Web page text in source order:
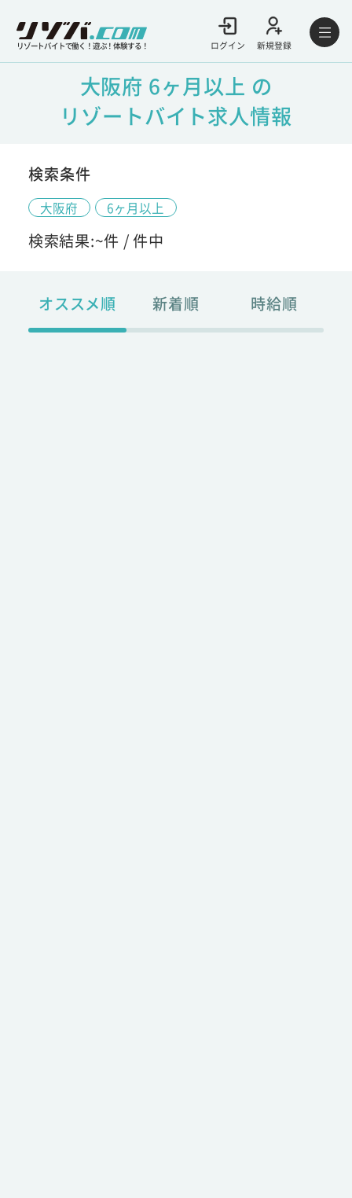
リゾートバイトで働く！遊ぶ！体験する！ ログイン 新規登録
大阪府 6ヶ月以上 の
リゾートバイト求人情報
検索条件
大阪府 6ヶ月以上
検索結果:~件 /件中
オススメ順 新着順 時給順